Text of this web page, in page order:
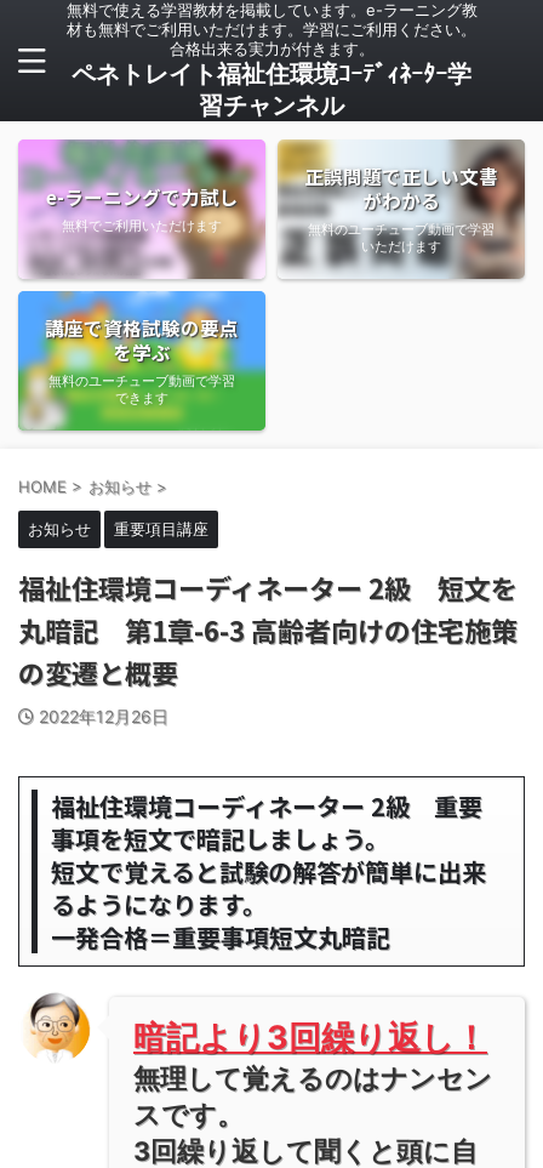
無料で使える学習教材を掲載しています。e-ラーニング教
材も無料でご利用いただけます。学習にご利用ください。
合格出来る実力が付きます。
ペネトレイト福祉住環境ｺｰﾃﾞｨﾈｰﾀｰ学
習チャンネル
e-ラーニングで力試し
無料でご利用いただけます
正誤問題で正しい文書
がわかる
無料のユーチューブ動画で学習
いただけます
講座で資格試験の要点
を学ぶ
無料のユーチューブ動画で学習
できます
HOME > お知らせ >
お知らせ 重要項目講座
福祉住環境コーディネーター 2級 短文を
丸暗記 第1章-6-3 高齢者向けの住宅施策
の変遷と概要
2022年12月26日
福祉住環境コーディネーター 2級 重要
事項を短文で暗記しましょう。
短文で覚えると試験の解答が簡単に出来
るようになります。
一発合格＝重要事項短文丸暗記
暗記より3回繰り返し！
無理して覚えるのはナンセン
スです。
3回繰り返して聞くと頭に自